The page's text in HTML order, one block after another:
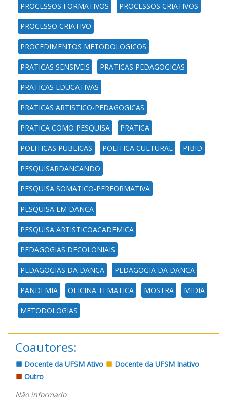
PROCESSOS FORMATIVOS PROCESSOS CRIATIVOS
PROCESSO CRIATIVO
PROCEDIMENTOS METODOLOGICOS
PRATICAS SENSIVEIS PRATICAS PEDAGOGICAS
PRATICAS EDUCATIVAS
PRATICAS ARTISTICO-PEDAGOGICAS
PRATICA COMO PESQUISA PRATICA
POLITICAS PUBLICAS POLITICA CULTURAL PIBID
PESQUISARDANCANDO
PESQUISA SOMATICO-PERFORMATIVA
PESQUISA EM DANCA
PESQUISA ARTISTICOACADEMICA
PEDAGOGIAS DECOLONIAIS
PEDAGOGIAS DA DANCA PEDAGOGIA DA DANCA
PANDEMIA OFICINA TEMATICA MOSTRA MIDIA
METODOLOGIAS
Coautores:
Docente da UFSM Ativo
Docente da UFSM Inativo
Outro
Não informado